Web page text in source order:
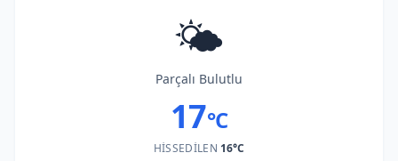
🌤️
Parçalı Bulutlu
17°C
HISSEDILEN 16°C